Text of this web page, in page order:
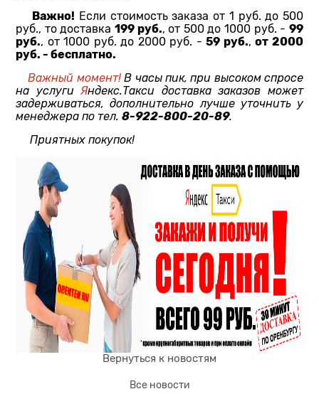
Важно! Если стоимость заказа от 1 руб. до 500
руб., то доставка 199 руб., от 500 до 1000 руб. -99
руб., от 1000 руб. до 2000 руб. -59 руб.,от 2000
руб. - бесплатно.
Важный момент!В часы пик, при высоком спросе
на услугиЯндекс.Такси доставка заказов может
задерживаться, дополнительно лучше уточнить у
менеджера по тел. 8-922-800-20-89.
Приятных покупок!
Вернуться к новостям
Все новости